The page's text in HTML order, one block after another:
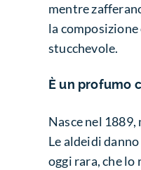
mentre
la
stucchevole.
È un profumo
Nasce nel
Le aldeidi
oggi rara, che lo